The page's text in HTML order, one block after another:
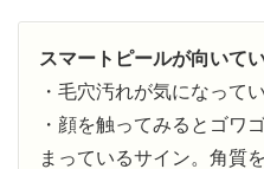
スマートピールが向いて
・毛穴汚れが気になって
・顔を触ってみるとゴワ
まっているサイン。角質